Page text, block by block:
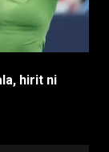
hirit ni